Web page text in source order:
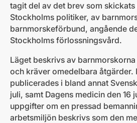
tagit del av det brev som skickats
Stockholms politiker, av
barnmorskeförbund, angående
Stockholms förlossningsvård.
Läget beskrivs av
och kräver omedelbara åtgärder.
publicerades i bland annat
juli, samt Dagens medicin den 16
uppgifter om en pressad
arbetsmiljön beskrivs som den